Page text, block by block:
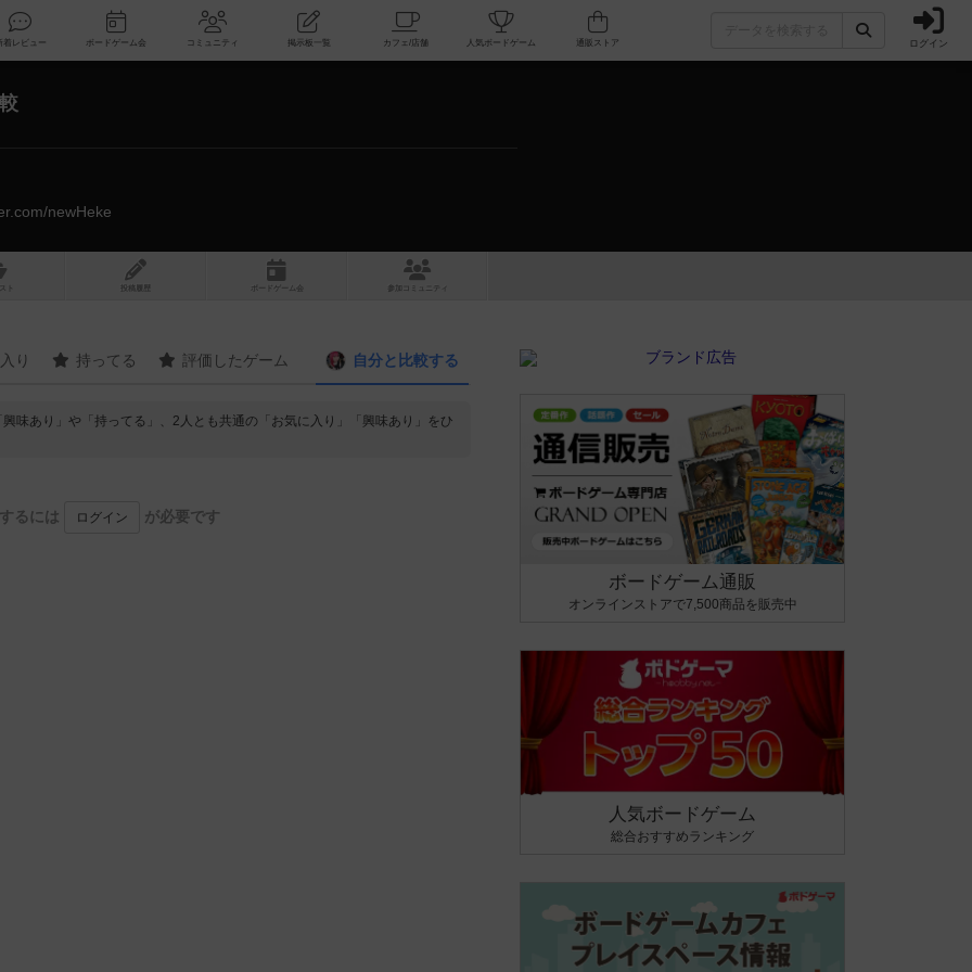
新着レビュー ボードゲーム会 コミュニティ 掲示板一覧 カフェ/店舗 人気ボードゲーム ログイン
newHeke
ト 投稿履歴 ボ ドゲ ーム コミュニティ
り 持ってる 評価したゲーム 自分と 比較する
味あり」や「持ってる」、2人とも共通の「お気に入り」「興味あり」をひ
るには ログイン が必要です
ボードゲーム通販
オンラインストアで7,500商品を販売中
人気ボードゲーム
総合おすすめランキング